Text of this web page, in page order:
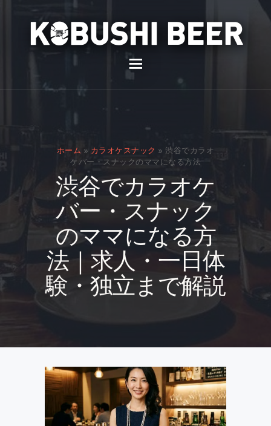
ホーム » カラオケスナック » 渋谷でカラオ
ケバー・スナックのママになる方法
渋谷でカラオケ
バー・スナック
のママになる方
法｜求人・一日体
験・独立まで解説
貸切
通販
スタッフ募集
問い合わせ